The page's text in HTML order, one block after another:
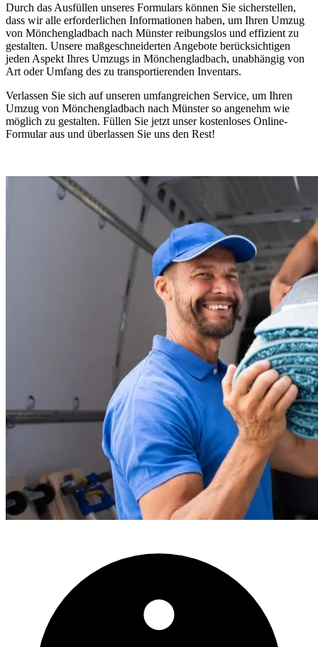
Durch das Ausfüllen unseres Formulars können Sie sicherstellen,
dass wir alle erforderlichen Informationen haben, um Ihren Umzug
von Mönchengladbach nach Münster reibungslos und effizient zu
gestalten. Unsere maßgeschneiderten Angebote berücksichtigen
jeden Aspekt Ihres Umzugs in Mönchengladbach, unabhängig von
Art oder Umfang des zu transportierenden Inventars.
Verlassen Sie sich auf unseren umfangreichen Service, um Ihren
Umzug von Mönchengladbach nach Münster so angenehm wie
möglich zu gestalten. Füllen Sie jetzt unser kostenloses Online-
Formular aus und überlassen Sie uns den Rest!